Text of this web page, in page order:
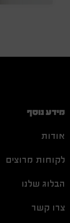
מידע נוסף
אודות
לקוחות מרוצים
הבלוג שלנו
צרו קשר